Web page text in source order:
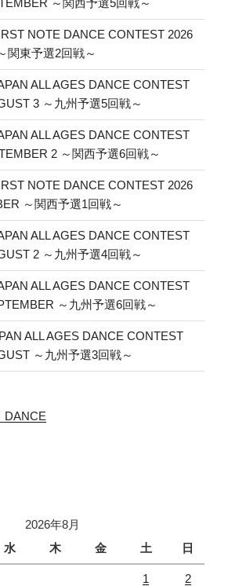
～関西予選5回戦～
NOTE DANCE CONTEST 2026
関東予選2回戦～
ALL AGES DANCE CONTEST
3 ～九州予選5回戦～
ALL AGES DANCE CONTEST
2 ～関西予選6回戦～
NOTE DANCE CONTEST 2026
～関西予選1回戦～
ALL AGES DANCE CONTEST
2 ～九州予選4回戦～
ALL AGES DANCE CONTEST
～九州予選6回戦～
ALL AGES DANCE CONTEST
～九州予選3回戦～
2026年8月
水 木 金 土 日
1 2